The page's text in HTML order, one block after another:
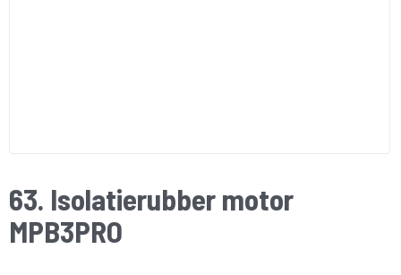
63. Isolatierubber motor
MPB3PRO